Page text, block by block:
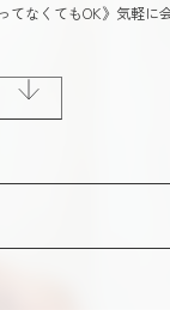
てなくてもOK》気軽